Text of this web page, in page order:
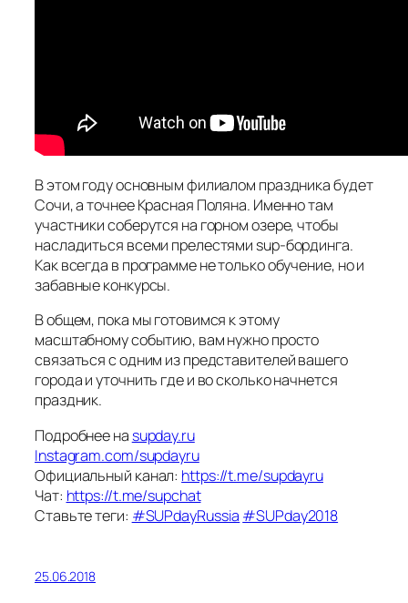
В этом году основным филиалом праздника будет
Сочи, а точнее Красная Поляна. Именно там
участники соберутся на горном озере, чтобы
насладиться всеми прелестями sup-бординга.
Как всегда в программе не только обучение, но и
забавные конкурсы.
В общем, пока мы готовимся к этому
масштабному событию, вам нужно просто
связаться с одним из представителей вашего
города и уточнить где и во сколько начнется
праздник.
Подробнее на supday.ru
Instagram.com/supdayru
Официальный канал: https://t.me/supdayru
Чат: https://t.me/supchat
Ставьте теги: #SUPdayRussia #SUPday2018
25.06.2018